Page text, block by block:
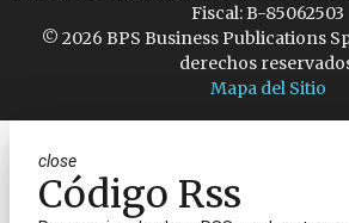
Fiscal: B-85062503
© 2026 BPS Business Publications
derechos
Mapa del Sitio
close
Código Rss